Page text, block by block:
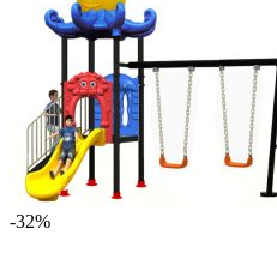
-32%